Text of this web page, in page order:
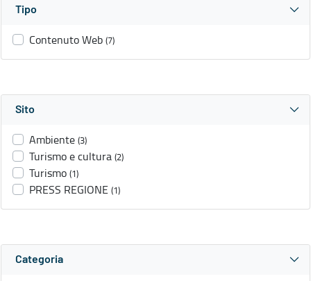
Tipo
Contenuto Web (7)
Sito
Ambiente (3)
Turismo e cultura (2)
Turismo (1)
PRESS REGIONE (1)
Categoria